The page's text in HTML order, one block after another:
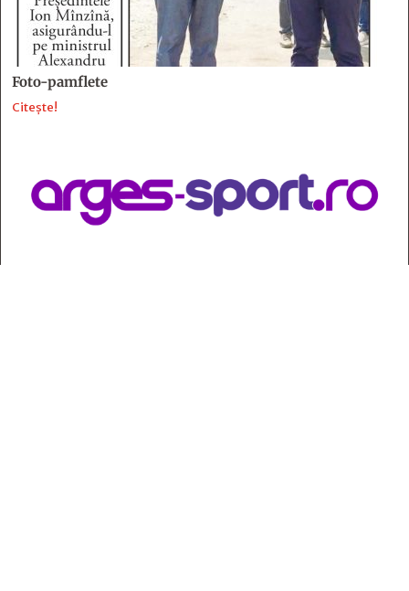
Foto-pamflete
Citește!